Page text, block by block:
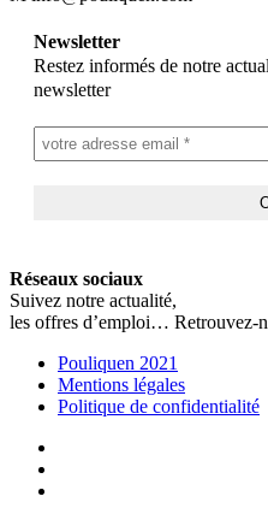
Newsletter
Restez informés de notre
newsletter
Réseaux sociaux
Suivez notre actualité,
les offres d’emploi… Retrouvez-
Pouliquen 2021
Mentions légales
Politique de confidentialité